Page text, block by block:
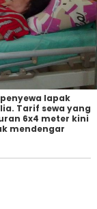
lapak
Tarif sewa yang
6x4 meter kini
mendengar